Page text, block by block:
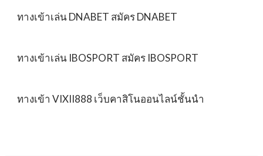
ทางเข้าเล่น DNABET สมัคร DNABET
ทางเข้าเล่น IBOSPORT สมัคร IBOSPORT
ทางเข้า VIXII888 เว็บคาสิโนออนไลน์ชั้นนำ